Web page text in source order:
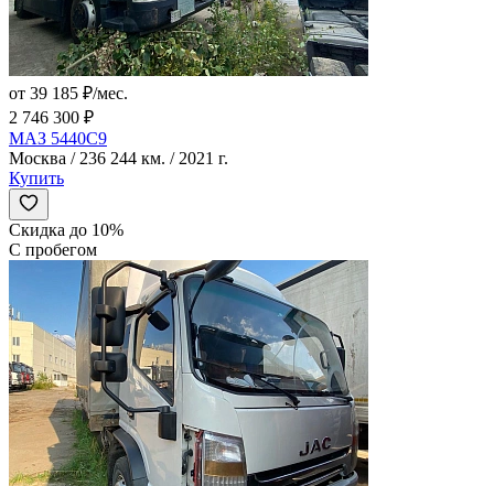
от 39 185 ₽/мес.
2 746 300 ₽
МАЗ 5440C9
Москва / 236 244 км. / 2021 г.
Купить
Скидка до 10%
С пробегом